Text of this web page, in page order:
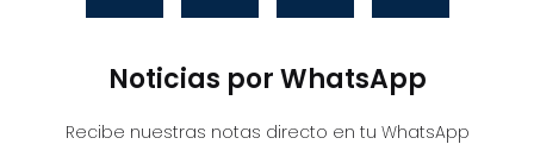
Noticias por WhatsApp
Recibe nuestras notas directo en tu WhatsApp